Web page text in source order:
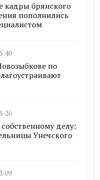
кадры брянского
пополнились
по
делу:
Унечского